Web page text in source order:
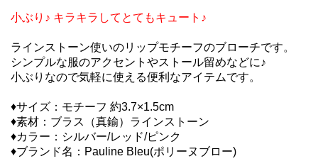
小ぶり♪ キラキラしてとてもキュート♪
ラインストーン使いのリップモチーフのブローチです。
シンプルな服のアクセントやストール留めなどに♪
小ぶりなので気軽に使える便利なアイテムです。
♦サイズ：モチーフ 約3.7×1.5cm
♦素材：ブラス（真鍮）ラインストーン
♦カラー：シルバー/レッド/ピンク
♦ブランド名：Pauline Bleu(ポリーヌブロー)